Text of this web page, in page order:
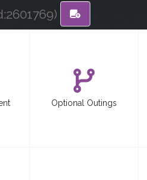
Optional Outings